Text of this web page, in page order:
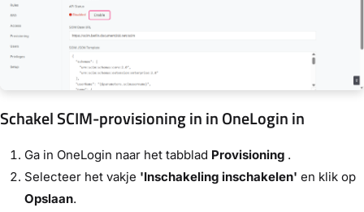
Schakel SCIM-provisioning in in OneLogin in
Ga in OneLogin naar het tabblad Provisioning .
Selecteer het vakje 'Inschakeling inschakelen' en klik op
Opslaan.